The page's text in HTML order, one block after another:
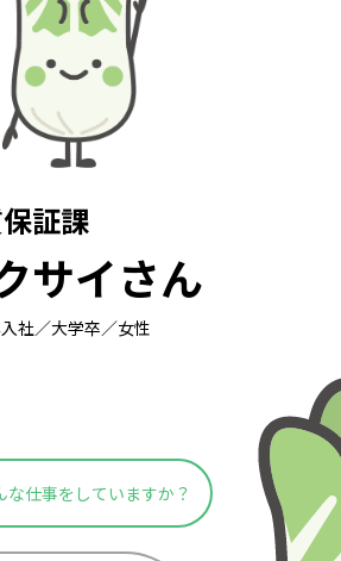
証課
サイさん
社／大学卒／女性
な仕事をしていますか？